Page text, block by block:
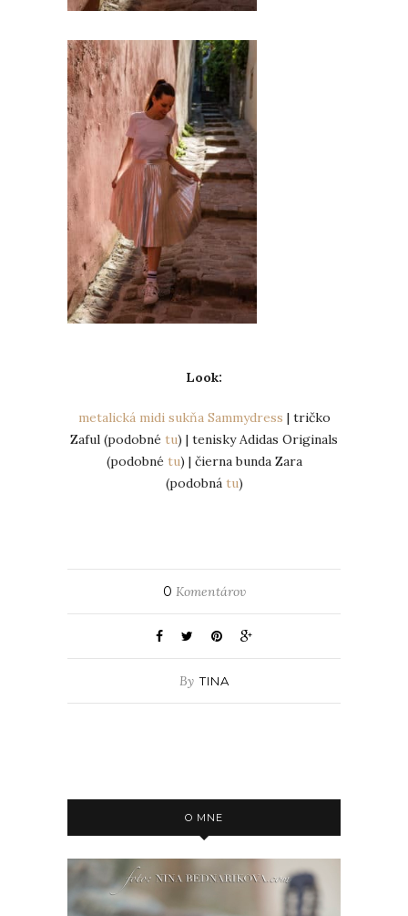
Look:
metalická midi sukňa Sammydress | tričko
Zaful (podobné tu) | tenisky Adidas Originals
(podobné tu) | čierna bunda Zara
(podobná tu)
0 Komentárov
By TINA
O MNE